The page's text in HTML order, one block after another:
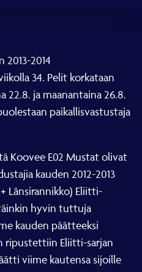
2013-2014
34. Pelit korkataan
22.8. ja maanantaina 26.8.
paikallisvastustaja
Koovee E02 Mustat olivat
kauden 2012-2013
Länsirannikko) Eliitti-
hyvin tuttuja
kauden päätteeksi
ripustettiin Eliitti-sarjan
viime kautensa sijoille